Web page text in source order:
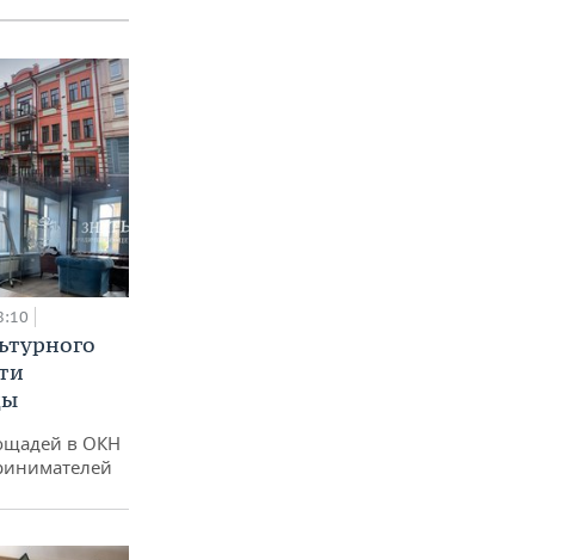
в ОКН